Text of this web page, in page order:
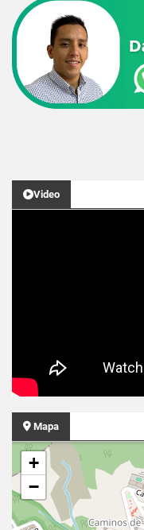
Video
Mapa
+
−